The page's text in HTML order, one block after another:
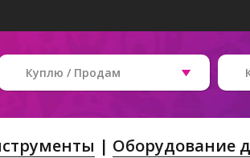
Куплю / Продам
Оборудование